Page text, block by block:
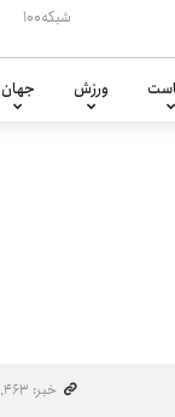
شبکه۱۰۰
ورزش جهان
خبر: ۱۱۶٬۴۶۳